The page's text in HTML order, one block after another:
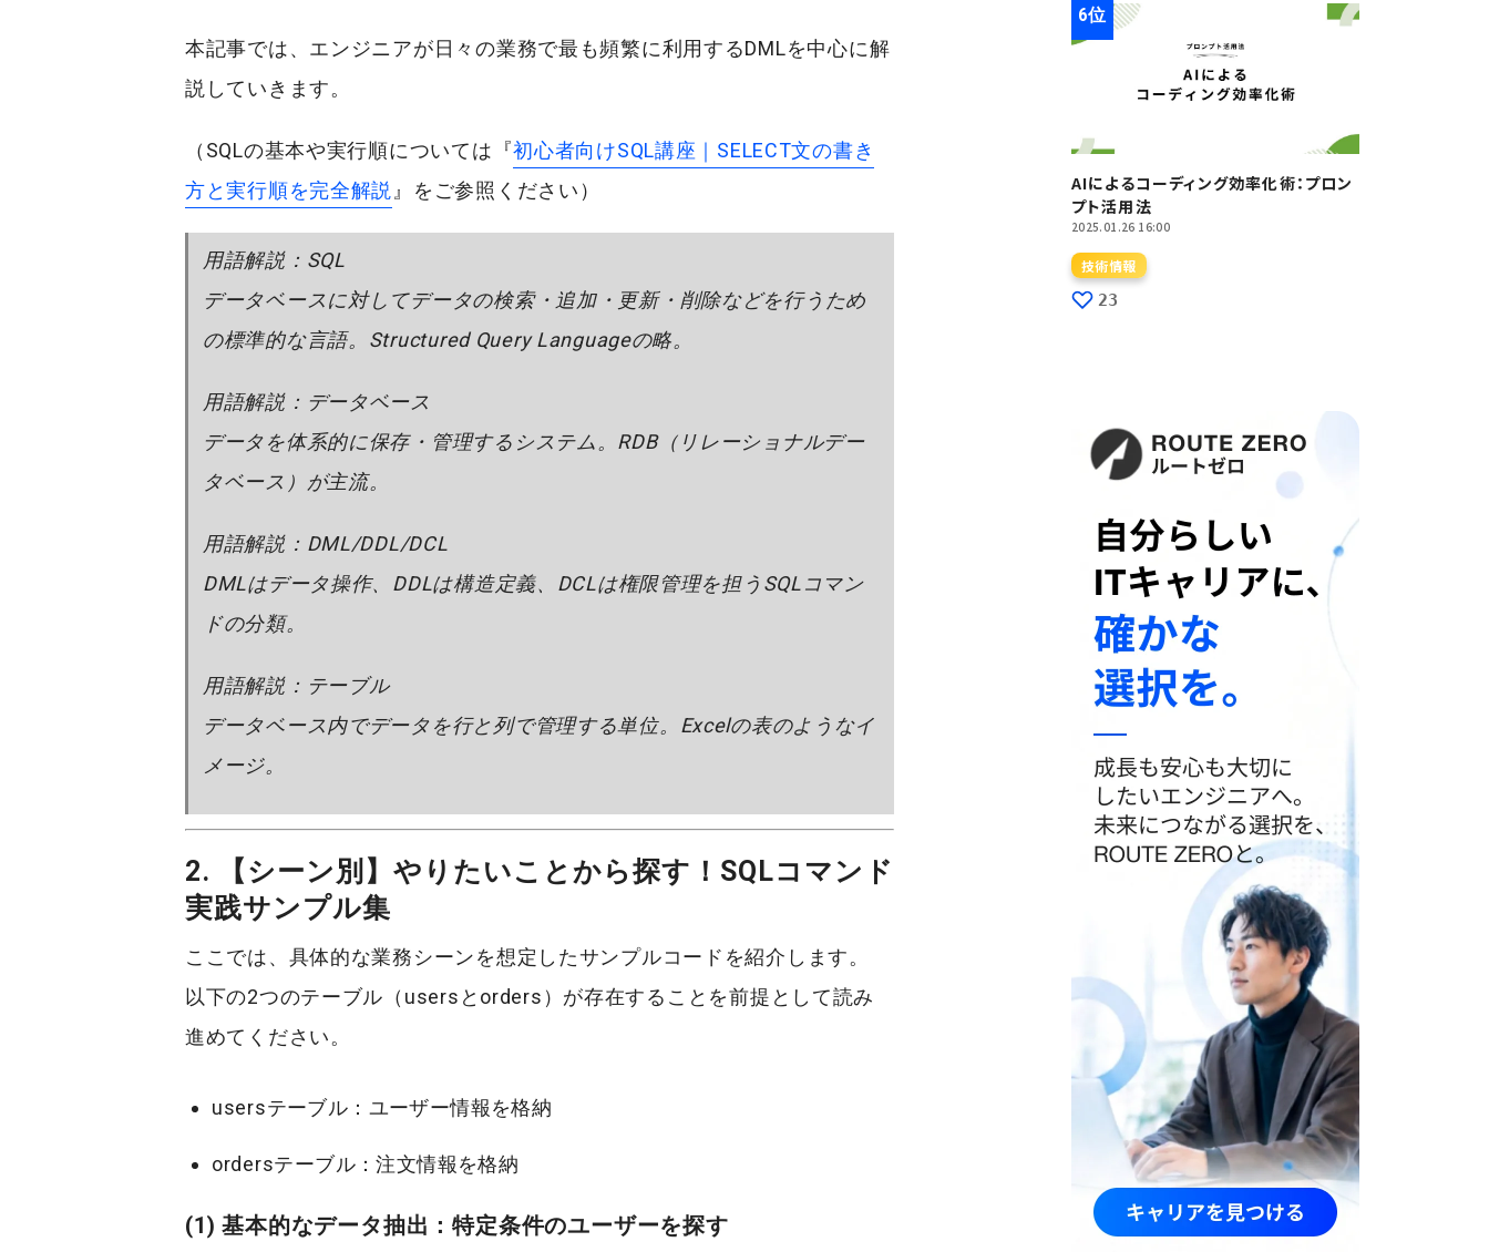
本記事では、エンジニアが日々の業務で最も頻繁に利用するDMLを中心に解
説していきます。
（SQLの基本や実行順については『初心者向けSQL講座｜SELECT文の書き
方と実行順を完全解説』をご参照ください）
用語解説：SQL
データベースに対してデータの検索・追加・更新・削除などを行うため
の標準的な言語。Structured Query Languageの略。
用語解説：データベース
データを体系的に保存・管理するシステム。RDB（リレーショナルデー
タベース）が主流。
用語解説：DML/DDL/DCL
DMLはデータ操作、DDLは構造定義、DCLは権限管理を担うSQLコマン
ドの分類。
用語解説：テーブル
データベース内でデータを行と列で管理する単位。Excelの表のようなイ
メージ。
2. 【シーン別】やりたいことから探す！SQLコマンド
実践サンプル集
ここでは、具体的な業務シーンを想定したサンプルコードを紹介します。
以下の2つのテーブル（ users と orders ）が存在することを前提として読み
進めてください。
usersテーブル：ユーザー情報を格納
ordersテーブル：注文情報を格納
(1) 基本的なデータ抽出：特定条件のユーザーを探す
AIによるコーディング効率化術：プロン
プト活用法
2025.01.26 16:00
技術情報
23